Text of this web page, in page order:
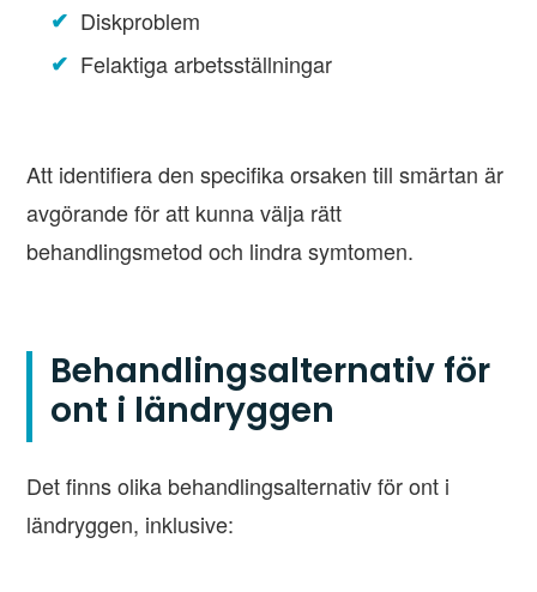
Diskproblem
Felaktiga arbetsställningar
Att identifiera den specifika orsaken till smärtan är
avgörande för att kunna välja rätt
behandlingsmetod och lindra symtomen.
Behandlingsalternativ för
ont i ländryggen
Det finns olika behandlingsalternativ för ont i
ländryggen, inklusive: